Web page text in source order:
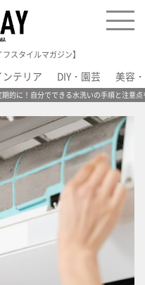
スタイルマガジン】
ンテリア DIY・園芸 美容
的に！自分でできる水洗いの手順と注意点